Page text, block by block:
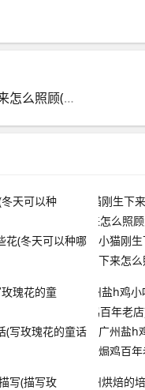
小猫刚生下来怎么照顾(小猫刚生下来怎么照顾大猫没有奶)
花(冬天可以种哪
小猫刚
下来怎
(写玫瑰花的童话
广州盐h
焗鸡百